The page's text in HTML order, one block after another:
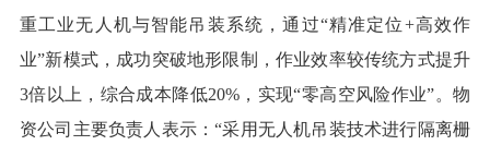
重工业无人机与智能吊装系统，通过“精准定位+高效作
业”新模式，成功突破地形限制，作业效率较传统方式提升
3倍以上，综合成本降低20%，实现“零高空风险作业”。物
资公司主要负责人表示：“采用无人机吊装技术进行隔离栅